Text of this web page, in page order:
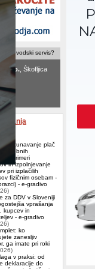
servis?
d.o.o. , Škofljica
Marija s.p.
Obračunavanje plač
osebnih
(primeri
in izpolnjevanje
pri izplačilih
fizičnim osebam -
- e-gradivo
za DDV v Sloveniji
vprašanja
kupcev in
- e-gradivo
ko
zanesljiv
ga imate pri roki
v praksi: od
deklaracije do